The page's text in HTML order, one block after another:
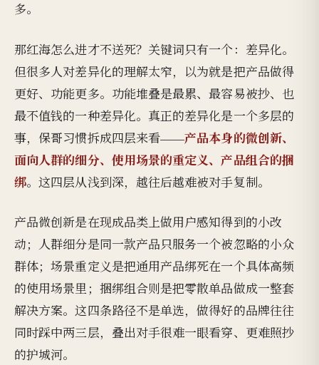
多。
那红海怎么进才不送死？关键词只有一个：差异化。
但很多人对差异化的理解太窄，以为就是把产品做得
更好、功能更多。功能堆叠是最累、最容易被抄、也
最不值钱的一种差异化。真正的差异化是一个多层的
事，保哥习惯拆成四层来看——产品本身的微创新、
面向人群的细分、使用场景的重定义、产品组合的捆
绑。这四层从浅到深，越往后越难被对手复制。
产品微创新是在现成品类上做用户感知得到的小改
动；人群细分是同一款产品只服务一个被忽略的小众
群体；场景重定义是把通用产品绑死在一个具体高频
的使用场景里；捆绑组合则是把零散单品做成一整套
解决方案。这四条路径不是单选，做得好的品牌往往
同时踩中两三层，叠出对手很难一眼看穿、更难照抄
的护城河。